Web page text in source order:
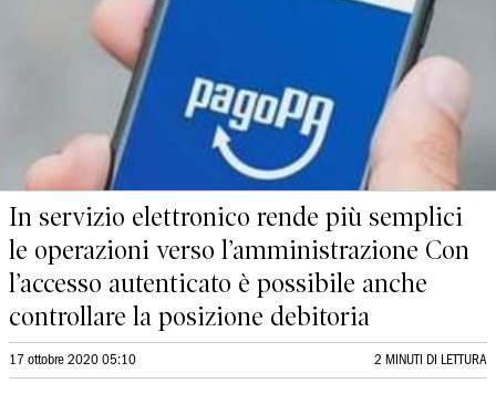
In servizio elettronico rende più semplici
le operazioni verso l’amministrazione Con
l’accesso autenticato è possibile anche
controllare la posizione debitoria
17 ottobre 2020 05:10 2 MINUTI DI LETTURA